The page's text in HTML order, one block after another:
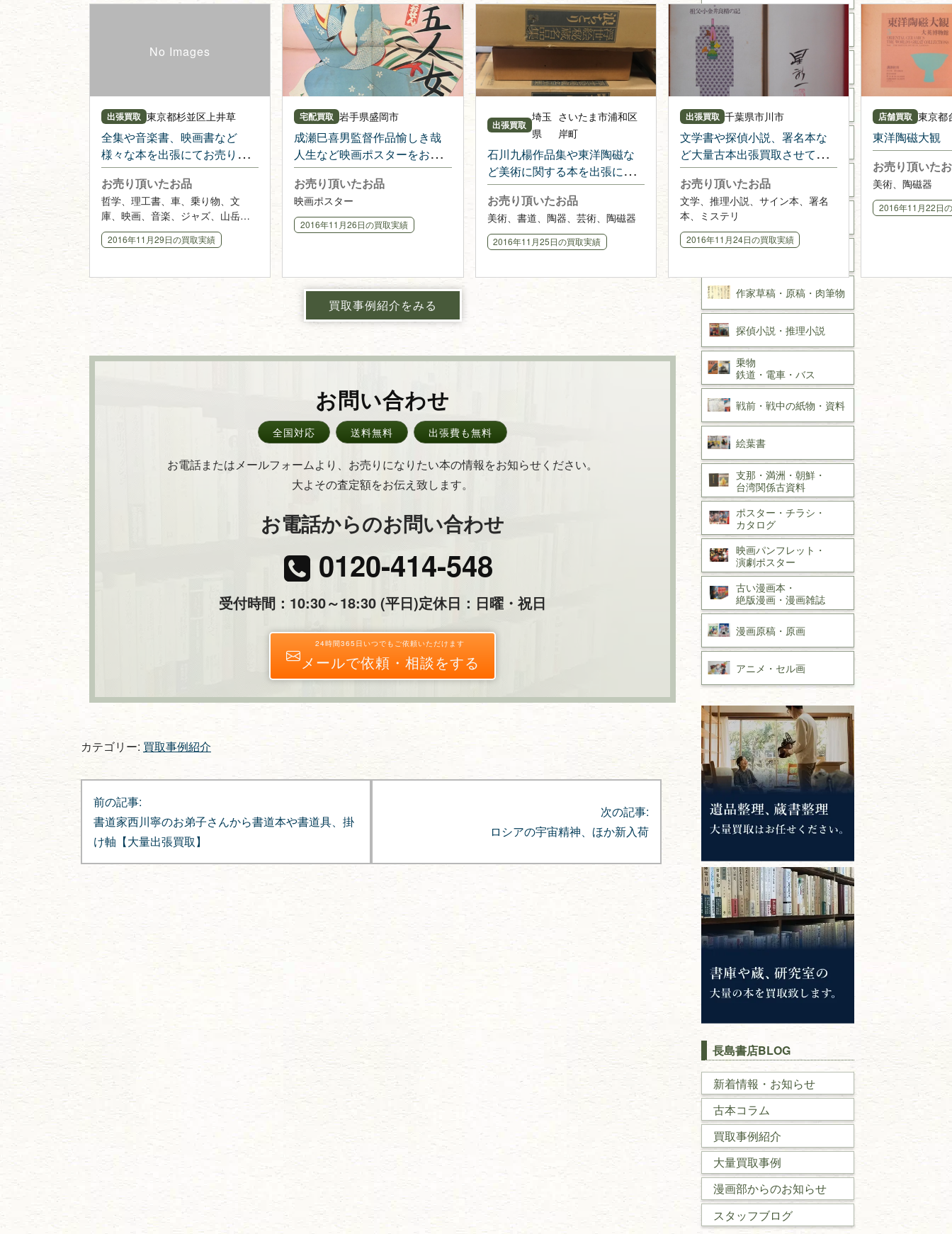
出張買取 東京都杉並区上井草
全集や音楽書、映画書など
様々な本を出張にてお売り頂
きました
お売り頂いたお品
哲学、理工書、車、乗り物、文
庫、映画、音楽、ジャズ、山岳、
全集
2016年11月29日の買取実績
宅配買取 岩手県盛岡市
成瀬巳喜男監督作品愉しき哉
人生など映画ポスターをお譲
り頂きました
お売り頂いたお品
映画ポスター
2016年11月26日の買取実績
出張買取
埼玉
県
さいたま市浦和区
岸町
石川九楊作品集や東洋陶磁な
ど美術に関する本を出張にて
購入させて頂きました
お売り頂いたお品
美術、書道、陶器、芸術、陶磁器
2016年11月25日の買取実績
出張買取 千葉県市川市
文学書や探偵小説、署名本な
ど大量古本出張買取させて頂
きました
お売り頂いたお品
文学、推理小説、サイン本、署名
本、ミステリ
2016年11月24日の買取実績
店舗買取 東京都
東洋陶磁大観
お売り頂いた
美術、陶磁器
2016年11月22日
買取事例紹介をみる
お問い合わせ
全国対応 送料無料 出張費も無料
お電話またはメールフォームより、お売りになりたい本の情報をお知らせください。
大よその査定額をお伝え致します。
お電話からのお問い合わせ
0120-414-548
受付時間：10:30～18:30 (平日)定休日：日曜・祝日
24時間365日いつでもご依頼いただけます
メールで依頼・相談をする
カテゴリー: 買取事例紹介
投
稿
ナ
ビ
ン
前の記事:
書道家西川寧のお弟子さんから書道本や書道具、掛
け軸【大量出張買取】
次の記事:
ロシアの宇宙精神、ほか新入荷
カメラ・撮影術
版画・リトグラフ・
シルクスクリーン
刀剣・鎧・甲冑
武道書・
近代文学・
作家草稿・原稿・ 肉筆物
探偵小説・ 推理小説
乗物
鉄道・ 電車・ バス
戦前・戦中の紙物・資料
絵葉書
支那・満洲・朝鮮・
台湾関係古資料
ポスター・チラシ・
カタログ
映画パンフレット・
演劇ポスター
古い漫画本・
絶版漫画・漫画雑誌
漫画原稿・ 原画
アニメ・ セル画
長島書店BLOG
新着情報・お知らせ
古本コラム
買取事例紹介
大量買取事例
漫画部からのお知らせ
スタッフブログ